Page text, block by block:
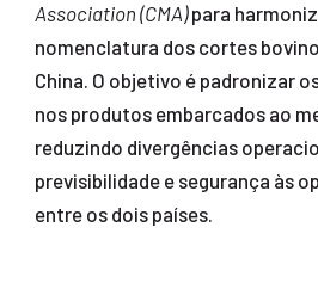
Association (CMA)para
nomenclatura dos cortes
China. O objetivo é padronizar
nos produtos embarcados ao
reduzindo divergências
previsibilidade e segurança às
entre os dois países.